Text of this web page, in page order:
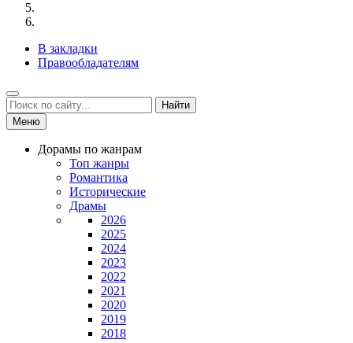
В закладки
Правообладателям
Найти
Меню
Дорамы по жанрам
Топ жанры
Романтика
Исторические
Драмы
2026
2025
2024
2023
2022
2021
2020
2019
2018